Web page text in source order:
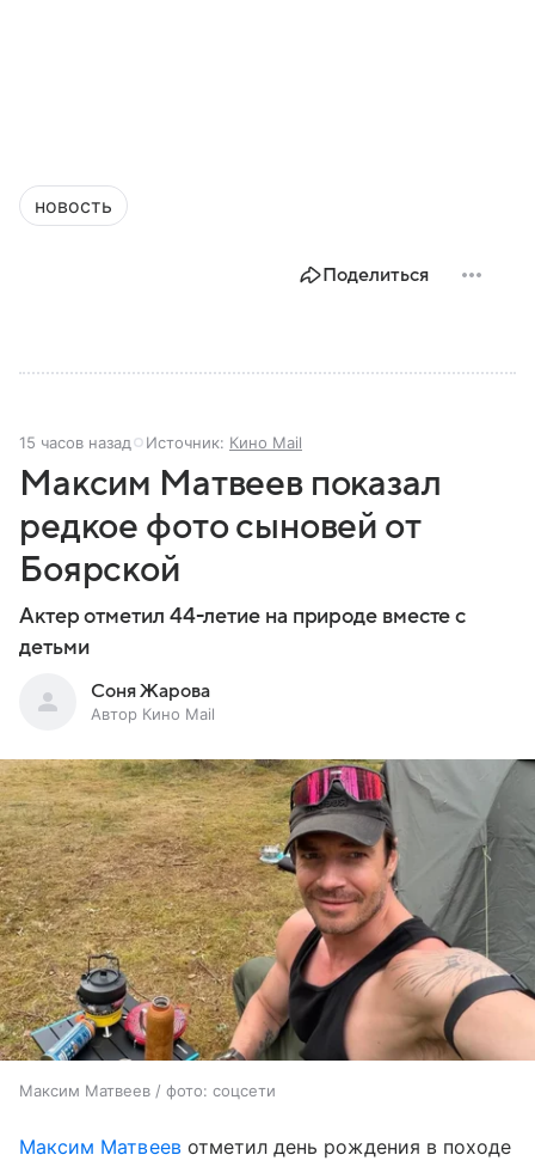
новость
Поделиться
15 часов назад Источник: Кино Mail
Максим Матвеев показал
редкое фото сыновей от
Боярской
Актер отметил 44-летие на природе вместе с
детьми
Соня Жарова
Автор Кино Mail
Максим Матвеев / фото: соцсети
Максим Матвеевотметил день рождения в походе